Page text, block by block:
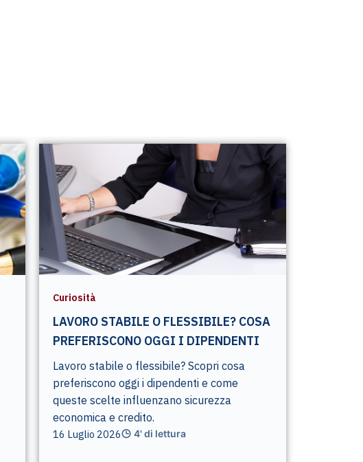
Curiosità
LAVORO STABILE O FLESSIBILE? COSA
PREFERISCONO OGGI I DIPENDENTI
Lavoro stabile o flessibile? Scopri cosa
preferiscono oggi i dipendenti e come
queste scelte influenzano sicurezza
economica e credito.
16 Luglio 2026 4' di lettura